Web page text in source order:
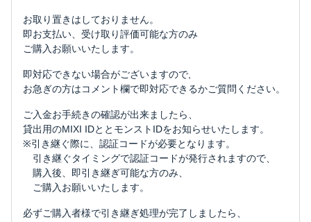
お取り置きはしておりません。
即お支払い、受け取り評価可能な方のみ
ご購入お願いいたします。
即対応できない場合がございますので,
お急ぎの方はコメント欄で即対応できるかご質問ください。
ご入金お手続きの確認が出来ましたら、
貸出用のMIXI IDととモンストIDをお知らせいたします。
※引き継ぐ際に、認証コードが必要となります。
引き継ぐタイミングで認証コードが発行されますので、
購入後、即引き継ぎ可能な方のみ、
ご購入お願いいたします。
必ずご購入者様で引き継ぎ処理が完了しましたら、